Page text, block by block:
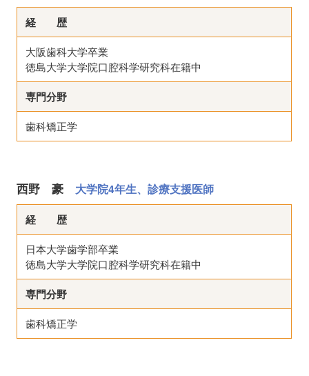
経 歴
大阪歯科大学卒業
徳島大学大学院口腔科学研究科在籍中
専門分野
歯科矯正学
西野 豪 大学院4年生、診療支援医師
経 歴
日本大学歯学部卒業
徳島大学大学院口腔科学研究科在籍中
専門分野
歯科矯正学